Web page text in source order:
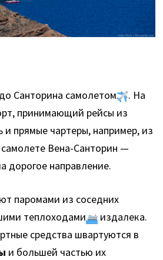
Санторина самолетом
. На
принимающий рейсы из
и прямые чартеры, например, из
самолете Вена-Санторин —
дорогое направление.
паромами из соседних
теплоходами
издалека.
средства швартуются в
и большей частью их